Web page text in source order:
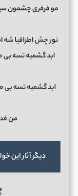
مو فرفری چشمون
نور چش اطرافیا شه
ابد گشمبه تسه
ابد گشمبه تسه بی
من
دیگر آثار این